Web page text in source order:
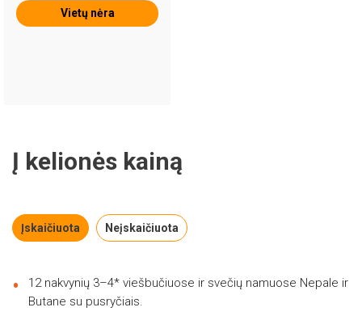
Vietų nėra
Į kelionės kainą
Įskaičiuota Neįskaičiuota
12 nakvynių 3–4* viešbučiuose ir svečių namuose Nepale ir
Butane su pusryčiais.